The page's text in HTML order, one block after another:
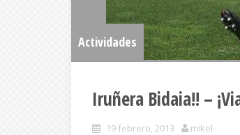
Actividades
Iruñera Bidaia!! –
19 febrero, 2013 mikel